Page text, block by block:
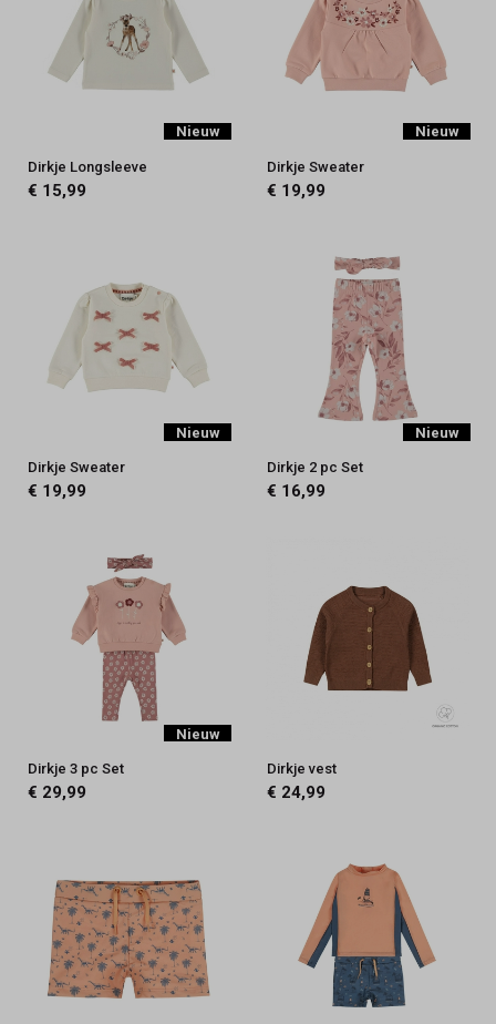
Nieuw
Dirkje Longsleeve
€ 15,99
Nieuw
Dirkje Sweater
€ 19,99
Nieuw
Dirkje Sweater
€ 19,99
Nieuw
Dirkje 2 pc Set
€ 16,99
Nieuw
Dirkje 3 pc Set
€ 29,99
Dirkje vest
€ 24,99